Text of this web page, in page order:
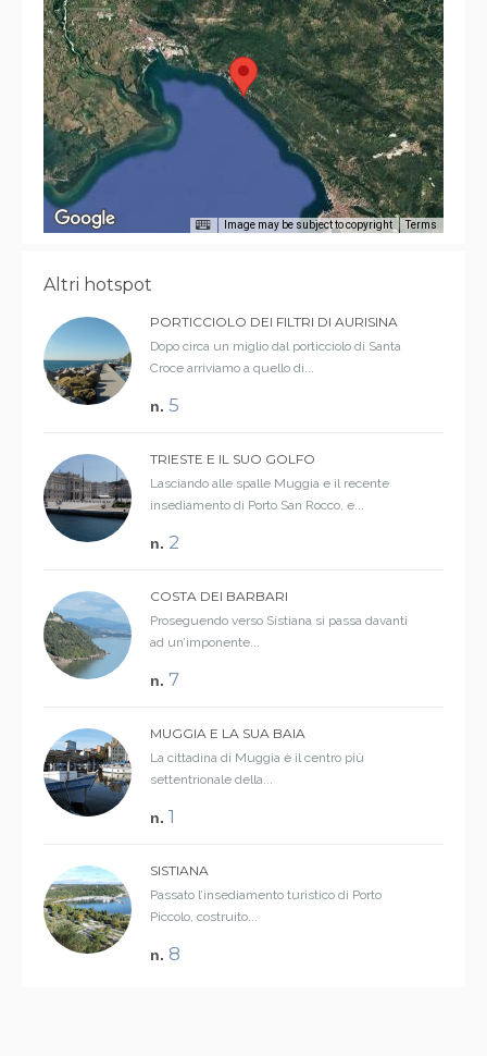
Image may be subject to copyright Terms
Altri hotspot
PORTICCIOLO DEI FILTRI DI AURISINA
Dopo circa un miglio dal porticciolo di Santa
Croce arriviamo a quello di...
n. 5
TRIESTE E IL SUO GOLFO
Lasciando alle spalle Muggia e il recente
insediamento di Porto San Rocco, e...
n. 2
COSTA DEI BARBARI
Proseguendo verso Sistiana si passa davanti
ad un’imponente...
n. 7
MUGGIA E LA SUA BAIA
La cittadina di Muggia è il centro più
settentrionale della...
n. 1
SISTIANA
Passato l’insediamento turistico di Porto
Piccolo, costruito...
n. 8